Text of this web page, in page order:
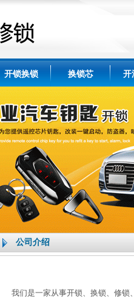
开锁换锁 换锁芯 开
公司介绍
我们是一家从事开锁、换锁、修锁